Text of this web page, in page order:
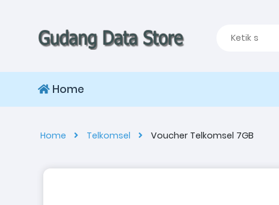
Home
Home Telkomsel Voucher Telkomsel 7GB